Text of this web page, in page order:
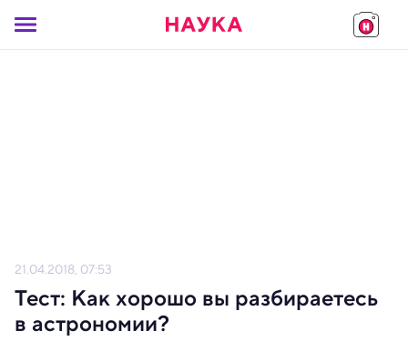
21.04.2018, 07:53
Тест: Как хорошо вы разбираетесь
в астрономии?